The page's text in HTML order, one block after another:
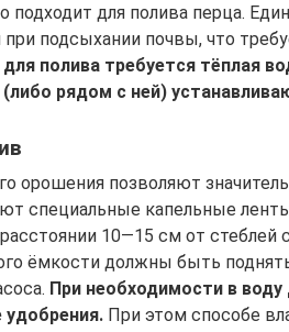
для полива перца.
при подсыхании почвы, что
полива требуется тёплая
(либо рядом с ней)
орошения позволяют
специальные капельные
10—15 см от стеблей
ёмкости должны быть
При необходимости в
При этом способе